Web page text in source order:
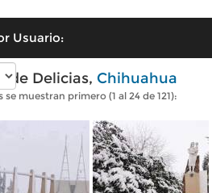
Usuario:
de Delicias, Chihuahua
muestran primero (1 al 24 de 121):